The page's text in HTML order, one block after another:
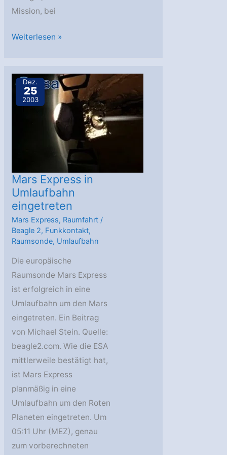
Mission, bei
Noch
Signal
von
Beagle
Weiterlesen »
Dez.
25
2003
Mars Express in
Umlaufbahn
eingetreten
Mars Express, Raumfahrt /
Beagle 2, Funkkontakt,
Raumsonde, Umlaufbahn
Die europäische
Raumsonde Mars Express
ist erfolgreich in eine
Umlaufbahn um den Mars
eingetreten. Ein Beitrag
von Michael Stein. Quelle:
beagle2.com. Wie die ESA
mittlerweile bestätigt hat,
ist Mars Express
planmäßig in eine
Umlaufbahn um den Roten
Planeten eingetreten. Um
05:11 Uhr (MEZ), genau
zum vorberechneten